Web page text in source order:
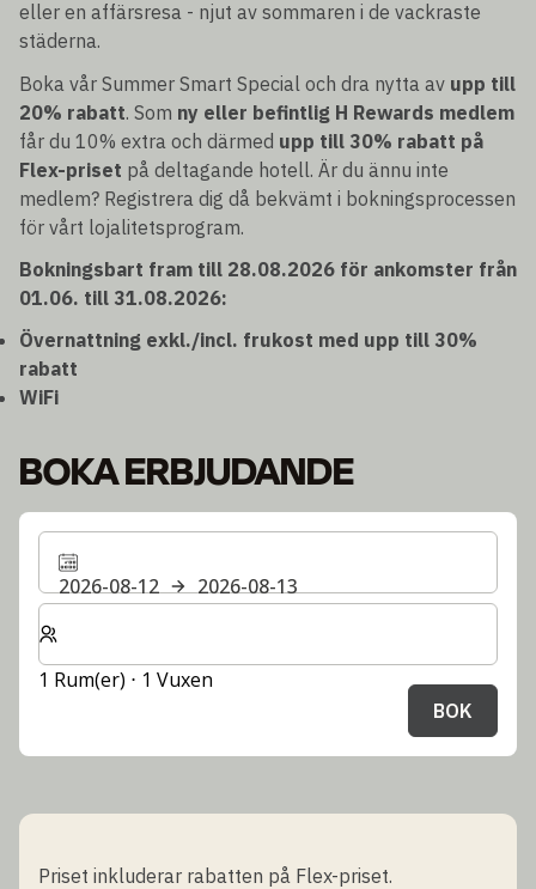
eller en affärsresa - njut av sommaren i de vackraste
städerna.
Boka vår Summer Smart Special och dra nytta av upp till
20% rabatt. Som ny eller befintlig H Rewards medlem
får du 10% extra och därmed upp till 30% rabatt på
Flex-priset på deltagande hotell. Är du ännu inte
medlem? Registrera dig då bekvämt i bokningsprocessen
för vårt lojalitetsprogram.
Bokningsbart fram till 28.08.2026 för ankomster från
01.06. till 31.08.2026:
Övernattning exkl./incl. frukost med upp till 30%
rabatt
WiFi
BOKA ERBJUDANDE
2026-08-12
2026-08-13
Välj antal rum och gäster för din vistelse
1 Rum(er) ⋅ 1 Vuxen
BOK
Priset inkluderar rabatten på Flex-priset.